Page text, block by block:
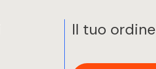
Il tuo ordine